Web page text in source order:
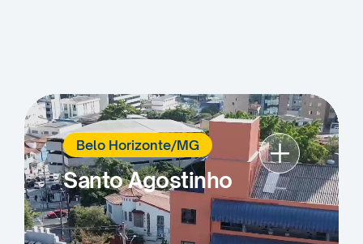
Belo Horizonte/MG
Santo Agostinho
+